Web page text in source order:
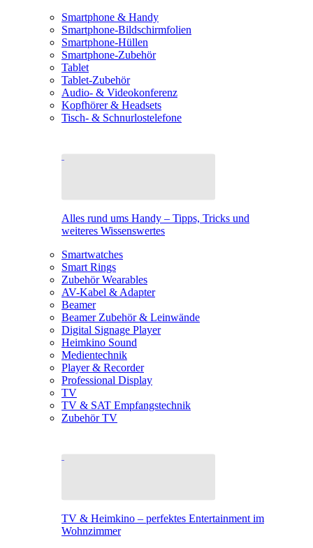
Smartphone & Handy
Smartphone-Bildschirmfolien
Smartphone-Hüllen
Smartphone-Zubehör
Tablet
Tablet-Zubehör
Audio- & Videokonferenz
Kopfhörer & Headsets
Tisch- & Schnurlostelefone
Alles rund ums Handy – Tipps, Tricks und
weiteres Wissenswertes
Smartwatches
Smart Rings
Zubehör Wearables
AV-Kabel & Adapter
Beamer
Beamer Zubehör & Leinwände
Digital Signage Player
Heimkino Sound
Medientechnik
Player & Recorder
Professional Display
TV
TV & SAT Empfangstechnik
Zubehör TV
TV & Heimkino – perfektes Entertainment im
Wohnzimmer